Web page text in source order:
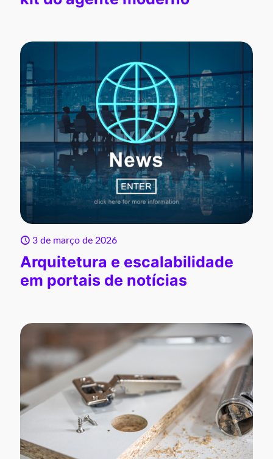
3 de março de 2026
Arquitetura e escalabilidade
em portais de notícias